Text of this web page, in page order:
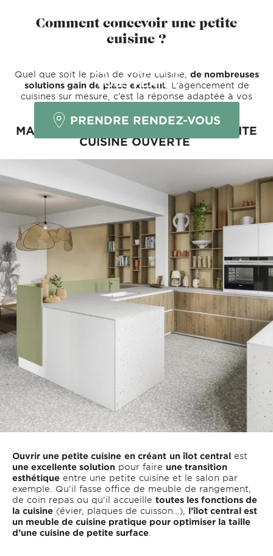
CETTE CUISINE
VOUS PLAÎT ?
PRENDRE RENDEZ-VOUS
Comment concevoir une petite
cuisine ?
Quel que soit le plan de votre cuisine, de nombreuses
solutions gain de place existent. L’agencement de
cuisines sur mesure, c’est la réponse adaptée à vos
MAXIMISER L'ESPACE AVEC UNE PETITE
CUISINE OUVERTE
Ouvrir une petite cuisine en créant un îlot central est
une excellente solution pour faire une transition
esthétique entre une petite cuisine et le salon par
exemple. Qu’il fasse office de meuble de rangement,
de coin repas ou qu’il accueille toutes les fonctions de
la cuisine (évier, plaques de cuisson…), l’îlot central est
un meuble de cuisine pratique pour optimiser la taille
d’une cuisine de petite surface